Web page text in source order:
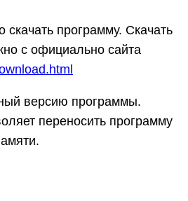
программу. Скачать
с официально сайта
версию программы.
переносить программу